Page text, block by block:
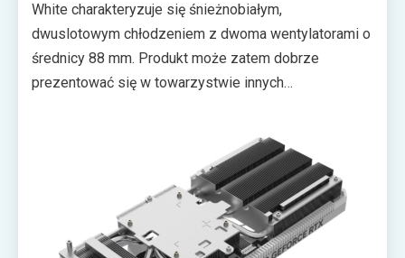
niedomagać, wersja z 16 GB VRAM
najprawdopodobniej nadal zagwarantuje płynną
rozgrywkę bez spadków wydajności.
White charakteryzuje się śnieżnobiałym,
dwuslotowym chłodzeniem z dwoma wentylatorami o
średnicy 88 mm. Produkt może zatem dobrze
prezentować się w towarzystwie innych
zestaw gniazd wideo (3x DP 1.4a, 1x HDMI 2.1).
Całość cechuje się wymiarami 250 x 118 x 42 mm, w
związku z czym powinna zmieścić się do znacznej
większości obudów.